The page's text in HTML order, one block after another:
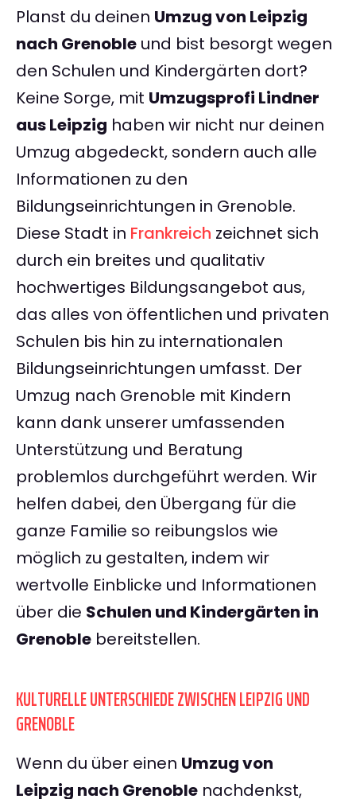
Planst du deinen Umzug von Leipzig
nach Grenoble und bist besorgt wegen
den Schulen und Kindergärten dort?
Keine Sorge, mit Umzugsprofi Lindner
aus Leipzig haben wir nicht nur deinen
Umzug abgedeckt, sondern auch alle
Informationen zu den
Bildungseinrichtungen in Grenoble.
Diese Stadt in Frankreich zeichnet sich
durch ein breites und qualitativ
hochwertiges Bildungsangebot aus,
das alles von öffentlichen und privaten
Schulen bis hin zu internationalen
Bildungseinrichtungen umfasst. Der
Umzug nach Grenoble mit Kindern
kann dank unserer umfassenden
Unterstützung und Beratung
problemlos durchgeführt werden. Wir
helfen dabei, den Übergang für die
ganze Familie so reibungslos wie
möglich zu gestalten, indem wir
wertvolle Einblicke und Informationen
über die Schulen und Kindergärten in
Grenoble bereitstellen.
KULTURELLE UNTERSCHIEDE ZWISCHEN LEIPZIG UND
GRENOBLE
Wenn du über einen Umzug von
Leipzig nach Grenoble nachdenkst,